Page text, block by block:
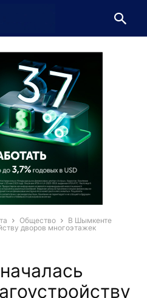
Общество
В Шымкенте
дворов многоэтажек